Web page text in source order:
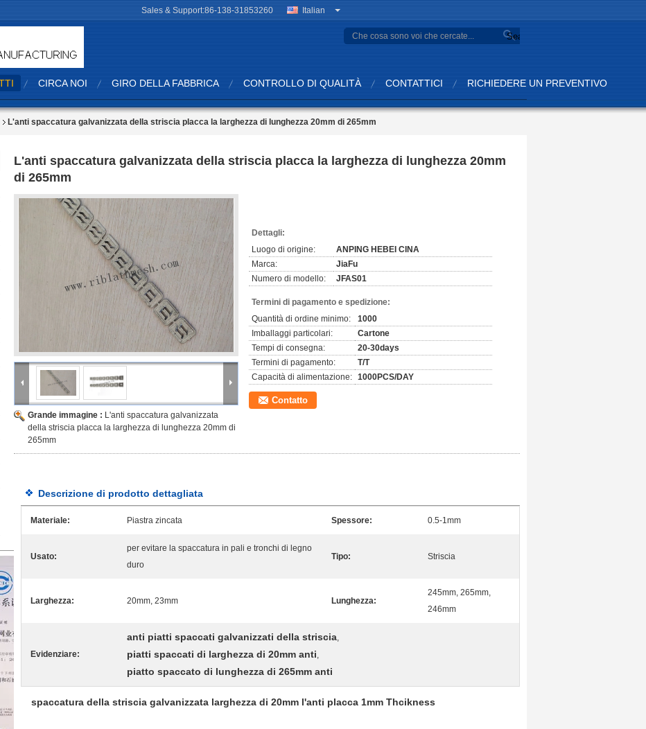
Sales & Support:86-138-31853260 Italian
Search
CIRCA NOI GIRO DELLA FABBRICA CONTROLLO DI QUALITÀ CONTATTICI RICHIEDERE UN PREVENTIVO
L'anti spaccatura galvanizzata della striscia placca la larghezza di lunghezza 20mm di 265mm
L'anti spaccatura galvanizzata della striscia placca la larghezza di lunghezza 20mm
di 265mm
Grande immagine : L'anti spaccatura galvanizzata
della striscia placca la larghezza di lunghezza 20mm di
265mm
Dettagli:
Luogo di origine:
ANPING HEBEI CINA
Marca:
JiaFu
Numero di modello:
JFAS01
Termini di pagamento e spedizione:
Quantità di ordine minimo:
1000
Imballaggi particolari:
Cartone
Tempi di consegna:
20-30days
Termini di pagamento:
T/T
Capacità di alimentazione: 1000PCS/DAY
Contatto
Descrizione di prodotto dettagliata
Materiale: Piastra zincata Spessore: 0.5-1mm
Usato:
per evitare la spaccatura in pali e tronchi di legno
duro
Tipo: Striscia
Larghezza: 20mm, 23mm Lunghezza:
245mm, 265mm,
246mm
Evidenziare:
anti piatti spaccati galvanizzati della striscia,
piatti spaccati di larghezza di 20mm anti,
piatto spaccato di lunghezza di 265mm anti
spaccatura della striscia galvanizzata larghezza di 20mm l'anti placca 1mm Thcikness